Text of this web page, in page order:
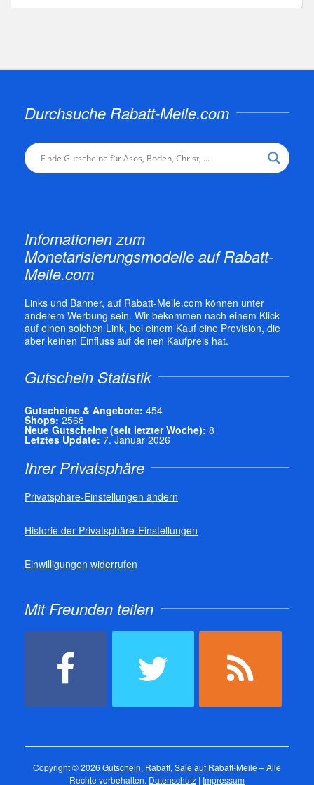
Durchsuche Rabatt-Meile.com
Infomationen zum
Monetarisierungsmodelle auf Rabatt-
Meile.com
Links und Banner, auf Rabatt-Meile.com können unter
anderem Werbung sein. Wir bekommen nach einem Klick
auf einen solchen Link, bei einem Kauf eine Provision, die
aber keinen Einfluss auf deinen Kaufpreis hat.
Gutschein Statistik
Gutscheine & Angebote: 454
Shops: 2568
Neue Gutscheine (seit letzter Woche): 8
Letztes Update: 7. Januar 2026
Ihrer Privatsphäre
Privatsphäre-Einstellungen ändern
Historie der Privatsphäre-Einstellungen
Einwilligungen widerrufen
Mit Freunden teilen
Copyright © 2026 Gutschein, Rabatt, Sale auf Rabatt-Meile – Alle
Rechte vorbehalten. Datenschutz | Impressum